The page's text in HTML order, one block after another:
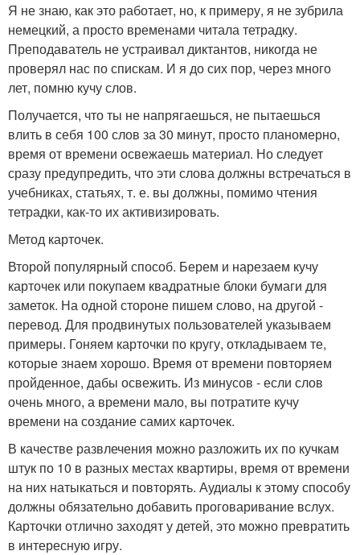
Я не знаю, как это работает, но, к примеру, я не зубрила
немецкий, а просто временами читала тетрадку.
Преподаватель не устраивал диктантов, никогда не
проверял нас по спискам. И я до сих пор, через много
лет, помню кучу слов.
Получается, что ты не напрягаешься, не пытаешься
влить в себя 100 слов за 30 минут, просто планомерно,
время от времени освежаешь материал. Но следует
сразу предупредить, что эти слова должны встречаться в
учебниках, статьях, т. е. вы должны, помимо чтения
тетрадки, как-то их активизировать.
Метод карточек.
Второй популярный способ. Берем и нарезаем кучу
карточек или покупаем квадратные блоки бумаги для
заметок. На одной стороне пишем слово, на другой -
перевод. Для продвинутых пользователей указываем
примеры. Гоняем карточки по кругу, откладываем те,
которые знаем хорошо. Время от времени повторяем
пройденное, дабы освежить. Из минусов - если слов
очень много, а времени мало, вы потратите кучу
времени на создание самих карточек.
В качестве развлечения можно разложить их по кучкам
штук по 10 в разных местах квартиры, время от времени
на них натыкаться и повторять. Аудиалы к этому способу
должны обязательно добавить проговаривание вслух.
Карточки отлично заходят у детей, это можно превратить
в интересную игру.